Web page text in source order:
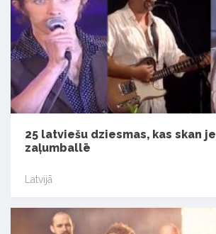
25 latviešu dziesmas, kas skan
zaļumballē
Latvijā